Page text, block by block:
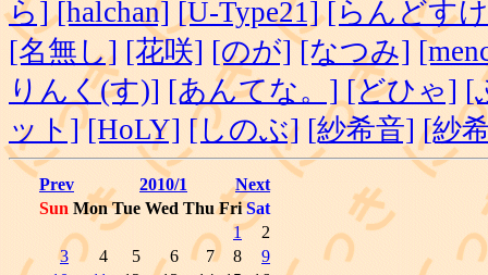
ら] [halchan] [U-Type21] [らんどす
[名無し] [花咲] [のが] [なつみ]
りんく(す)] [あんてな。] [どひゃ] [
ット] [HoLY] [しのぶ] [紗希音] [紗
Prev 2010/1
Next
Sun Mon Tue Wed Thu Fri Sat
1
2
3
4 5 6 7 8
9